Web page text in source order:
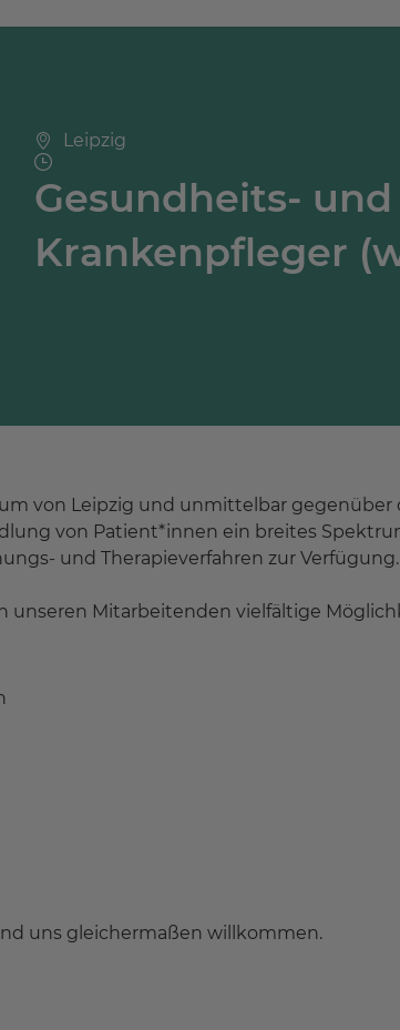
Leipzig
Gesundheits- und
Krankenpfleger
von Leipzig und unmittelbar gegenüber
von Patient*innen ein breites
und Therapieverfahren zur Verfügung.
unseren Mitarbeitenden vielfältige
uns gleichermaßen willkommen.